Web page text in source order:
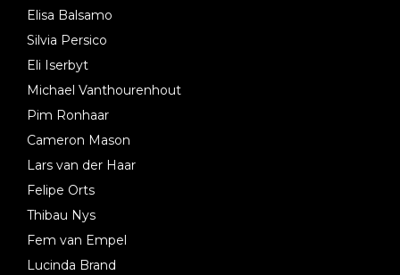
Elisa Balsamo
Silvia Persico
Eli Iserbyt
Michael Vanthourenhout
Pim Ronhaar
Cameron Mason
Lars van der Haar
Felipe Orts
Thibau Nys
Fem van Empel
Lucinda Brand